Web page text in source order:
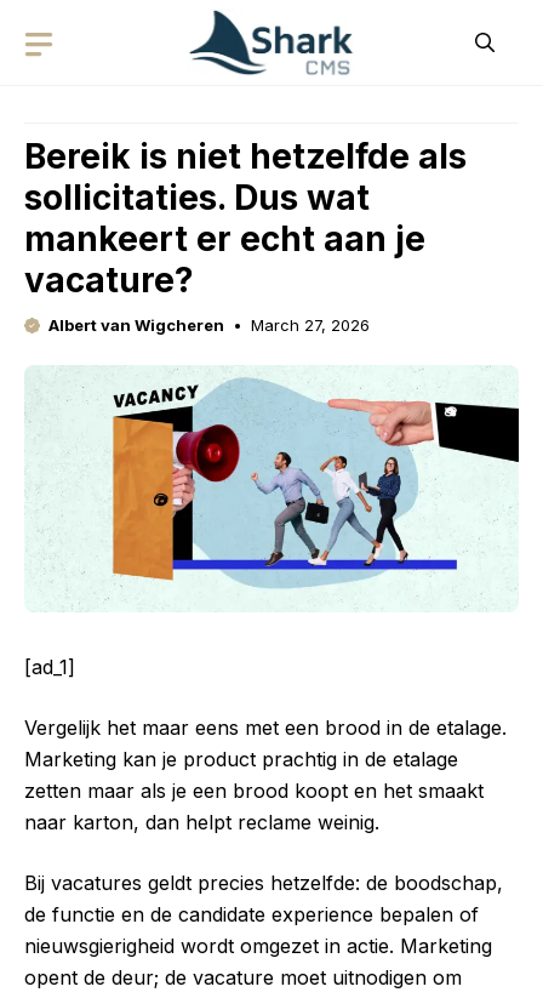
Bereik is niet hetzelfde als
sollicitaties. Dus wat
mankeert er echt aan je
vacature?
Albert van Wigcheren March 27, 2026
[ad_1]
Vergelijk het maar eens met een brood in de etalage.
Marketing kan je product prachtig in de etalage
zetten maar als je een brood koopt en het smaakt
naar karton, dan helpt reclame weinig.
Bij vacatures geldt precies hetzelfde: de boodschap,
de functie en de candidate experience bepalen of
nieuwsgierigheid wordt omgezet in actie. Marketing
opent de deur; de vacature moet uitnodigen om